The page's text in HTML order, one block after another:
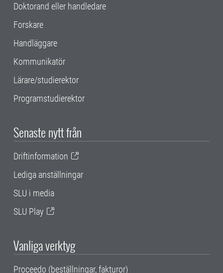
Doktorand eller handledare
Forskare
Handläggare
Kommunikatör
Lärare/studierektor
Programstudierektor
Senaste nytt från
Driftinformation
Lediga anställningar
SLU i media
SLU Play
Vanliga verktyg
Proceedo (beställningar, fakturor)